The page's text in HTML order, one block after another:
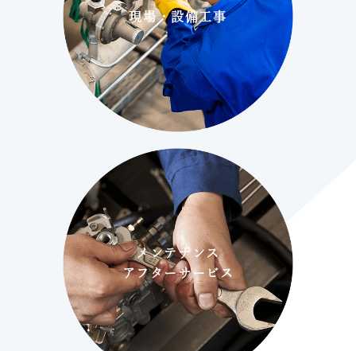
現場・設備工事
メンテナンス
アフターサービス